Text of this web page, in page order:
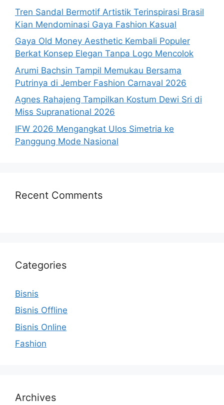
Tren Sandal Bermotif Artistik Terinspirasi Brasil
Kian Mendominasi Gaya Fashion Kasual
Gaya Old Money Aesthetic Kembali Populer
Berkat Konsep Elegan Tanpa Logo Mencolok
Arumi Bachsin Tampil Memukau Bersama
Putrinya di Jember Fashion Carnaval 2026
Agnes Rahajeng Tampilkan Kostum Dewi Sri di
Miss Supranational 2026
IFW 2026 Mengangkat Ulos Simetria ke
Panggung Mode Nasional
Recent Comments
Categories
Bisnis
Bisnis Offline
Bisnis Online
Fashion
Archives